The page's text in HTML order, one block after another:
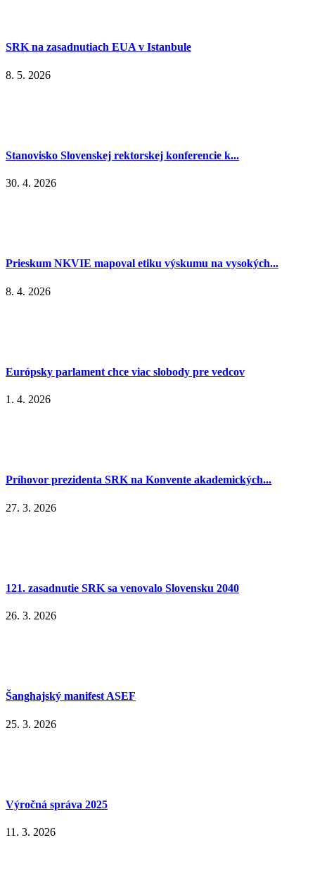
SRK na zasadnutiach EUA v Istanbule
8. 5. 2026
Stanovisko Slovenskej rektorskej konferencie k...
30. 4. 2026
Prieskum NKVIE mapoval etiku výskumu na vysokých...
8. 4. 2026
Európsky parlament chce viac slobody pre vedcov
1. 4. 2026
Príhovor prezidenta SRK na Konvente akademických...
27. 3. 2026
121. zasadnutie SRK sa venovalo Slovensku 2040
26. 3. 2026
Šanghajský manifest ASEF
25. 3. 2026
Výročná správa 2025
11. 3. 2026